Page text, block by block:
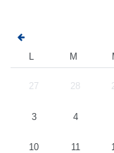
L M
27 28
3 4
10 11